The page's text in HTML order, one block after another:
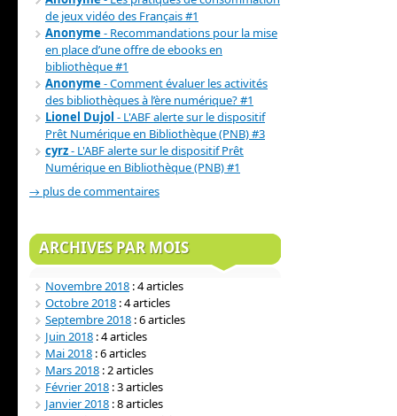
de jeux vidéo des Français #1
Anonyme- Recommandations pour la mise
en place d’une offre de ebooks en
bibliothèque #1
Anonyme- Comment évaluer les activités
des bibliothèques à l’ère numérique? #1
Lionel Dujol - L'ABF alerte sur le dispositif
Prêt Numérique en Bibliothèque (PNB) #3
cyrz- L'ABF alerte sur le dispositif Prêt
Numérique en Bibliothèque (PNB) #1
→ plus de commentaires
ARCHIVES PAR MOIS
Novembre 2018 : 4 articles
Octobre 2018 : 4 articles
Septembre 2018 : 6 articles
Juin 2018 : 4 articles
Mai 2018 : 6 articles
Mars 2018 : 2 articles
Février 2018 : 3 articles
Janvier 2018 : 8 articles